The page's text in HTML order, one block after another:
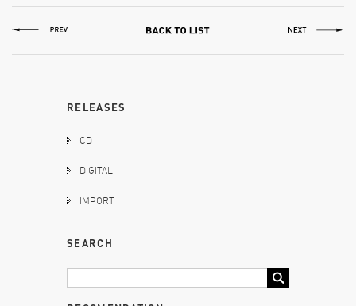
RELEASES
CD
DIGITAL
IMPORT
SEARCH